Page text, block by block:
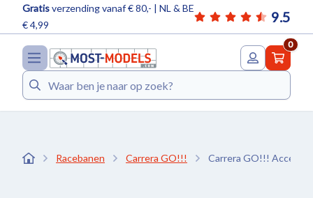
9.5
Gratisverzending vanaf € 80,- | NL & BE
€ 4,99
0
Zoeken
Racebanen Carrera GO!!! Carrera GO!!!